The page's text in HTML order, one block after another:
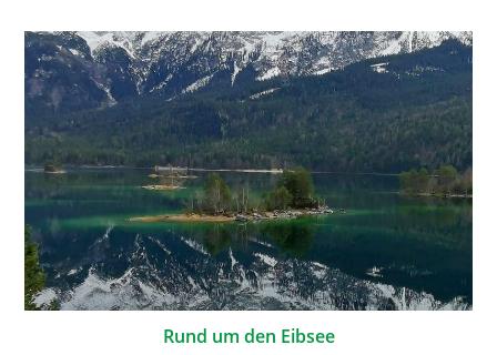
Rund um den Eibsee